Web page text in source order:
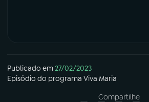
Publicado em27/02/2023
Episódio do programa Viva Maria
Compartilhe